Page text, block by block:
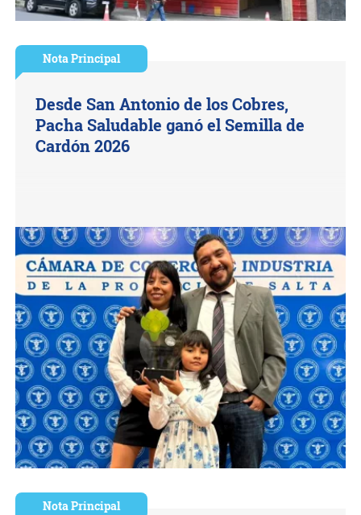
Nota Principal
Desde San Antonio de los Cobres,
Pacha Saludable ganó el Semilla de
Cardón 2026
Nota Principal